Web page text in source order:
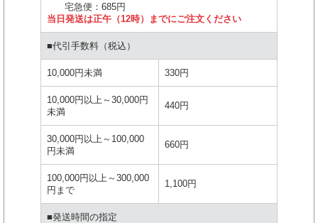
宅急便：685円
当日発送は正午（12時）までにご注文ください
■代引手数料（税込）
10,000円未満 330円
10,000円以上～30,000円
未満
440円
30,000円以上～100,000
円未満
660円
100,000円以上～300,000
円まで
1,100円
■発送時間の指定